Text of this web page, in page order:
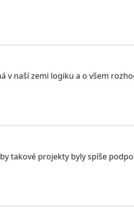
v naší zemi logiku a o všem
takové projekty byly spíše